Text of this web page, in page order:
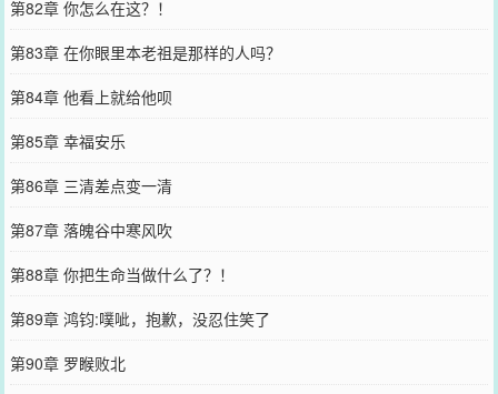
第82章 你怎么在这？！
第83章 在你眼里本老祖是那样的人吗？
第84章 他看上就给他呗
第85章 幸福安乐
第86章 三清差点变一清
第87章 落魄谷中寒风吹
第88章 你把生命当做什么了？！
第89章 鸿钧:噗呲，抱歉，没忍住笑了
第90章 罗睺败北